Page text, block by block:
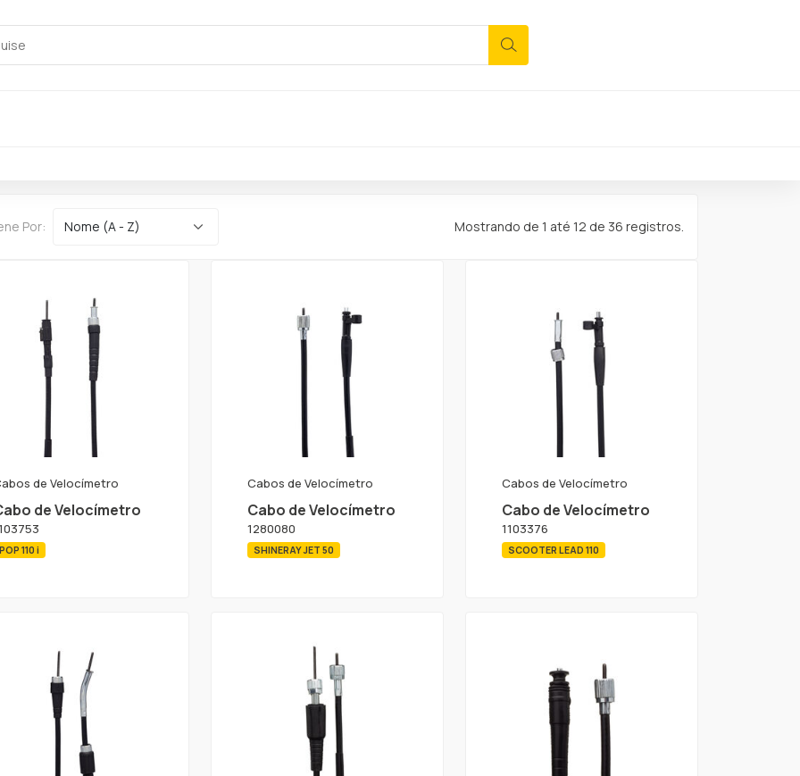
Por: Mostrando de 1 até 12 de 36 registros.
de Velocímetro
de Velocímetro
110 i
Cabos de Velocímetro
Cabo de Velocímetro
1280080
SHINERAY JET 50
Cabos de Velocímetro
Cabo de Velocímetro
1103376
SCOOTER LEAD 110